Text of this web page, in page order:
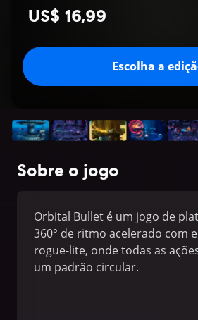
US$ 16,99
Escolha a
Sobre o jogo
Orbital Bullet é um jogo de
360° de ritmo acelerado com
rogue-lite, onde todas as
um padrão circular.